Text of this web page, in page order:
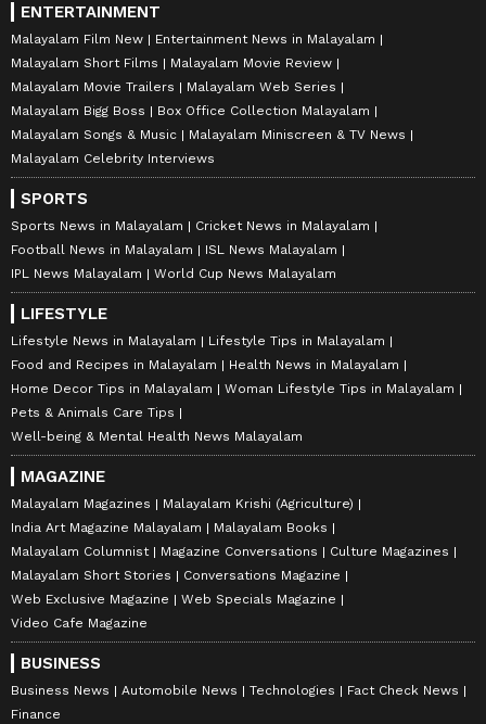
ENTERTAINMENT
Malayalam Film New
Entertainment News in Malayalam
Malayalam Short Films
Malayalam Movie Review
Malayalam Movie Trailers
Malayalam Web Series
Malayalam Bigg Boss
Box Office Collection Malayalam
Malayalam Songs & Music
Malayalam Miniscreen & TV News
Malayalam Celebrity Interviews
SPORTS
Sports News in Malayalam
Cricket News in Malayalam
Football News in Malayalam
ISL News Malayalam
IPL News Malayalam
World Cup News Malayalam
LIFESTYLE
Lifestyle News in Malayalam
Lifestyle Tips in Malayalam
Food and Recipes in Malayalam
Health News in Malayalam
Home Decor Tips in Malayalam
Woman Lifestyle Tips in Malayalam
Pets & Animals Care Tips
Well-being & Mental Health News Malayalam
MAGAZINE
Malayalam Magazines
Malayalam Krishi (Agriculture)
India Art Magazine Malayalam
Malayalam Books
Malayalam Columnist
Magazine Conversations
Culture Magazines
Malayalam Short Stories
Conversations Magazine
Web Exclusive Magazine
Web Specials Magazine
Video Cafe Magazine
BUSINESS
Business News Automobile News Technologies
Fact Check News
Finance